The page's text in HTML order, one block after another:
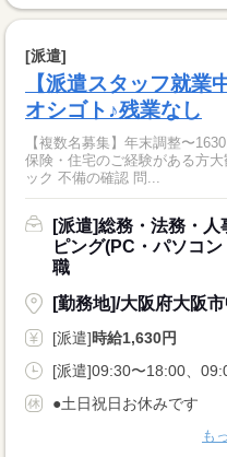
[派遣]
【派遣スタッフ就
オシゴト♪残業なし
【複数名募集】年末調整〜
保険・住宅のご経験がある方
ック 不備の確認 問...
[派遣]総務・法務・
ピング(PC・パソコ
職
[勤務地]/大阪府大阪
[派遣]時給1,630円
[派遣]09:30〜18:00、
●土日祝日お休みです
も